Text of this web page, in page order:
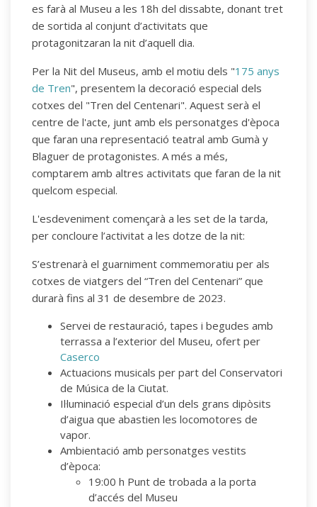
es farà al Museu a les 18h del dissabte, donant tret
de sortida al conjunt d’activitats que
protagonitzaran la nit d’aquell dia.
Per la Nit del Museus, amb el motiu dels "175 anys
de Tren", presentem la decoració especial dels
cotxes del "Tren del Centenari". Aquest serà el
centre de l'acte, junt amb els personatges d'època
que faran una representació teatral amb Gumà y
Blaguer de protagonistes. A més a més,
comptarem amb altres activitats que faran de la nit
quelcom especial.
L'esdeveniment començarà a les set de la tarda,
per concloure l’activitat a les dotze de la nit:
S’estrenarà el guarniment commemoratiu per als
cotxes de viatgers del “Tren del Centenari” que
durarà fins al 31 de desembre de 2023.
Servei de restauració, tapes i begudes amb
terrassa a l’exterior del Museu, ofert per
Caserco
Actuacions musicals per part del Conservatori
de Música de la Ciutat.
Il·luminació especial d’un dels grans dipòsits
d’aigua que abastien les locomotores de
vapor.
Ambientació amb personatges vestits
d’època:
19:00 h Punt de trobada a la porta
d’accés del Museu